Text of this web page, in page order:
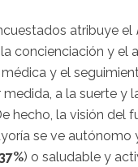
atribuye el
la concienciación y el
médica y el
medida, a la suerte y
hecho, la visión del
se ve autónomo
37%) o saludable y